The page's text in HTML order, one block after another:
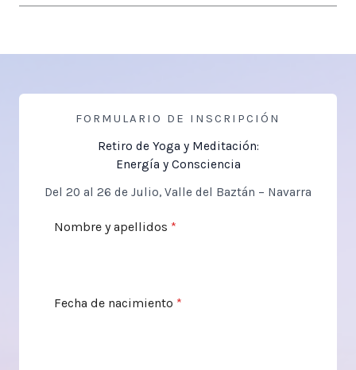
FORMULARIO DE INSCRIPCIÓN
Retiro de Yoga y Meditación:
Energía y Consciencia
Del 20 al 26 de Julio, Valle del Baztán – Navarra
Nombre y apellidos *
Fecha de nacimiento *